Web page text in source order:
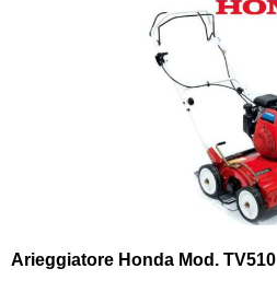
Arieggiatore Honda Mod. TV510